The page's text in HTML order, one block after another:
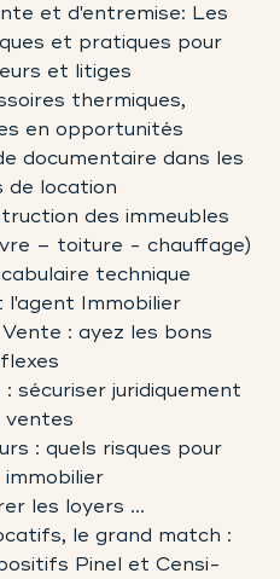
et d'entremise: Les
et pratiques pour
et litiges
thermiques,
en opportunités
documentaire dans les
de location
des immeubles
– toiture - chauffage)
technique
l'agent Immobilier
: ayez les bons
sécuriser juridiquement
ventes
: quels risques pour
les loyers ...
le grand match :
Pinel et Censi-